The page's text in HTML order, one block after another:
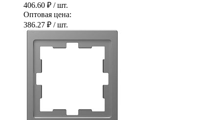
406.60 ₽ / шт.
Оптовая цена:
386.27 ₽ / шт.